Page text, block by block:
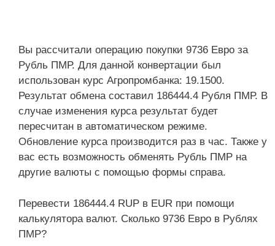
Вы рассчитали операцию покупки 9736 Евро за
Рубль ПМР. Для данной конвертации был
использован курс Агропромбанка: 19.1500.
Результат обмена составил 186444.4 Рубля ПМР. В
случае изменения курса результат будет
пересчитан в автоматическом режиме.
Обновление курса производится раз в час. Также у
вас есть возможность обменять Рубль ПМР на
другие валюты с помощью формы справа.
Перевести 186444.4 RUP в EUR при помощи
калькулятора валют. Сколько 9736 Евро в Рублях
ПМР?